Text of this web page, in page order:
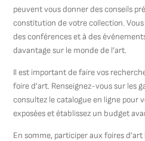
peuvent vous donner des conseils
constitution de votre collection.
des conférences et à des
davantage sur le monde de l’art.
Il est important de faire vos
foire d’art. Renseignez-vous sur les
consultez le catalogue en ligne pour
exposées et établissez un budget
En somme, participer aux foires